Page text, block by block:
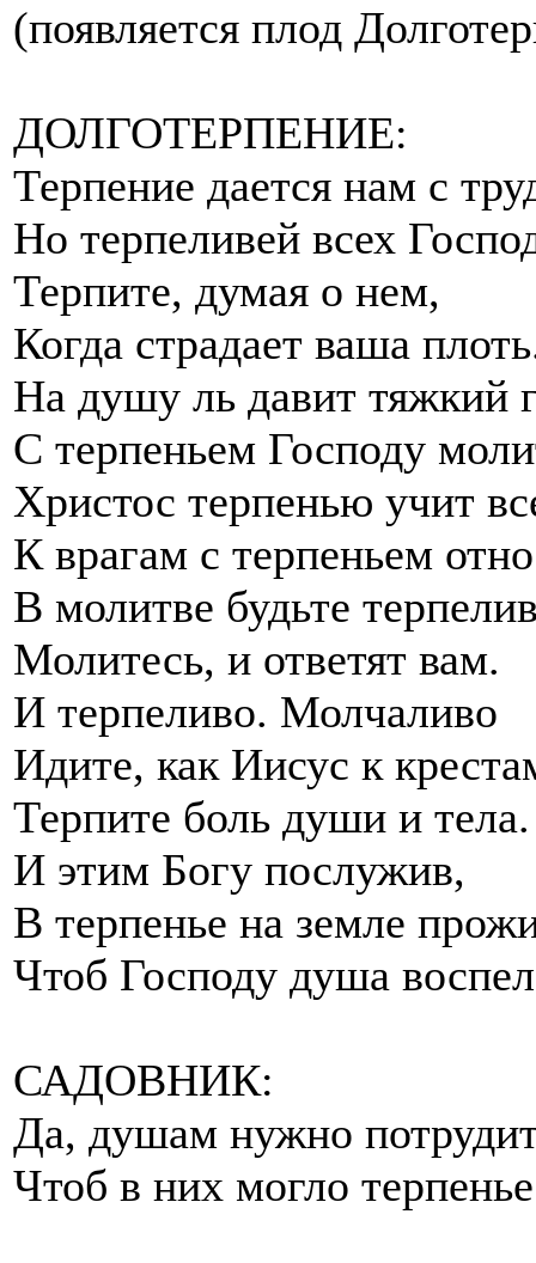
(появляется плод
ДОЛГОТЕРПЕНИЕ:
Терпение дается нам с
Но терпеливей всех
Терпите, думая о нем,
Когда страдает ваша
На душу ль давит тяжкий
С терпеньем Господу
Христос терпенью учит
К врагам с терпеньем
В молитве будьте
Молитесь, и ответят вам.
И терпеливо. Молчаливо
Идите, как Иисус к
Терпите боль души и тела.
И этим Богу послужив,
В терпенье на земле
Чтоб Господу душа
САДОВНИК:
Да, душам нужно
Чтоб в них могло